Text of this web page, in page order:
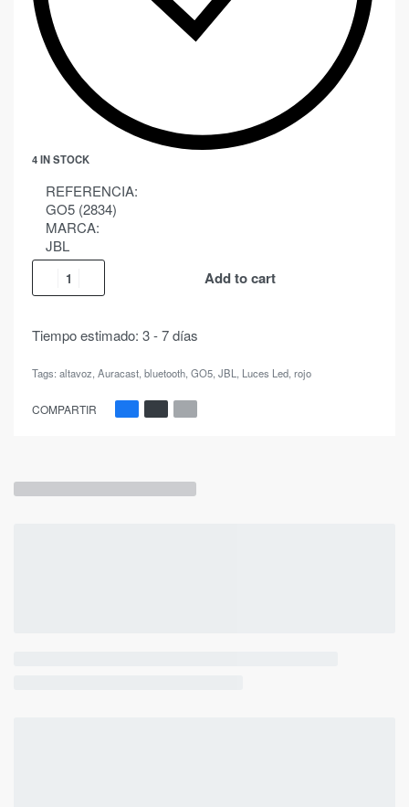
4 IN STOCK
REFERENCIA:
GO5 (2834)
MARCA:
JBL
Add to cart
Tiempo estimado: 3 - 7 días
Tags: altavoz, Auracast, bluetooth, GO5, JBL, Luces Led, rojo
COMPARTIR